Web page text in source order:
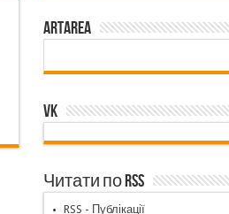
ArtArea
VK
Читати по RSS
RSS - Публікації